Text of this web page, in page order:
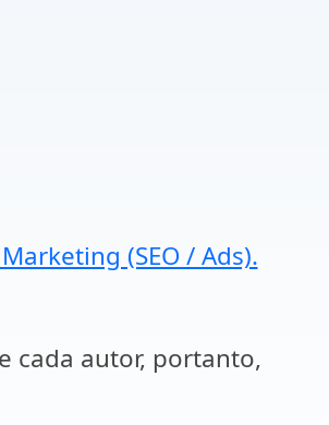
(SEO / Ads).
cada autor, portanto,